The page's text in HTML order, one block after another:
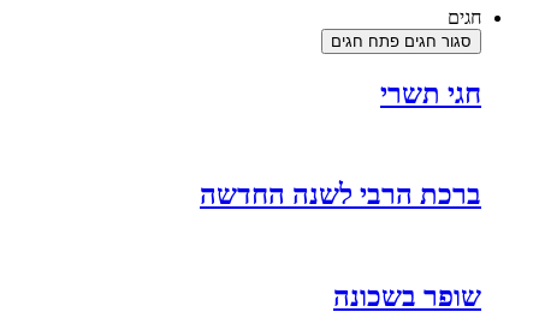
חגים
סגור חגים פתח חגים
חגי תשרי
ברכת הרבי לשנה החדשה
שופר בשכונה